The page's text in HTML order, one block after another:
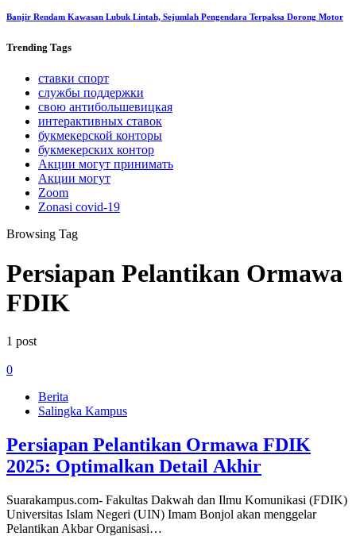
Banjir Rendam Kawasan Lubuk Lintah, Sejumlah Pengendara Terpaksa Dorong Motor
Trending Tags
ставки спорт
службы поддержки
свою антибольшевицкая
интерактивных ставок
букмекерской конторы
букмекерских контор
Акции могут принимать
Акции могут
Zoom
Zonasi covid-19
Browsing Tag
Persiapan Pelantikan Ormawa
FDIK
1 post
0
Berita
Salingka Kampus
Persiapan Pelantikan Ormawa FDIK
2025: Optimalkan Detail Akhir
Suarakampus.com- Fakultas Dakwah dan Ilmu Komunikasi (FDIK)
Universitas Islam Negeri (UIN) Imam Bonjol akan menggelar
Pelantikan Akbar Organisasi…